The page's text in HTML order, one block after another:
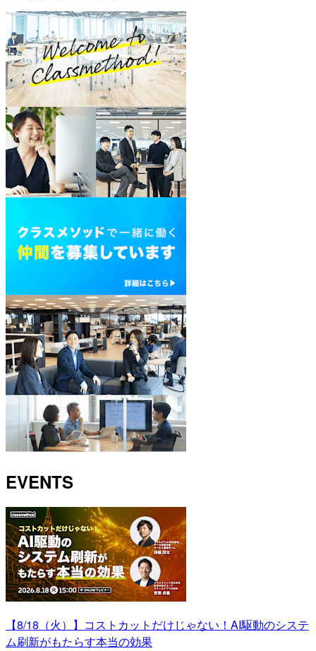
EVENTS
【8/18（火）】コストカットだけじゃない！AI駆動のシステ
ム刷新がもたらす本当の効果